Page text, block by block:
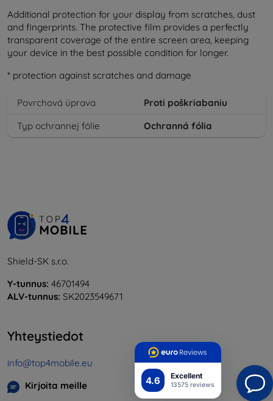
4.6 Excellent
13575 reviews
Additional protection for your display from scratches, dust
and fingerprints. The protective film provides a perfectly
transparent coverage of the entire screen area, keeping
your device in the best possible condition for longer.
* protection against scratches and damage
Povrchová úprava
Proti poškriabaniu
Typ ochrannej fólie
Ochranná fólia
Shield-SK s.r.o.
Y-tunnus: 46701494
ALV-tunnus: SK2023549671
Yhteystiedot
info@top4mobile.eu
Kirjoita meille